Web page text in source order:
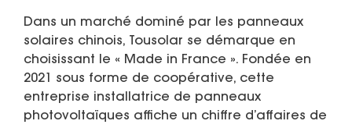
Dans un marché dominé par les panneaux
solaires chinois, Tousolar se démarque en
choisissant le « Made in France ». Fondée en
2021 sous forme de coopérative, cette
entreprise installatrice de panneaux
photovoltaïques affiche un chiffre d’affaires de